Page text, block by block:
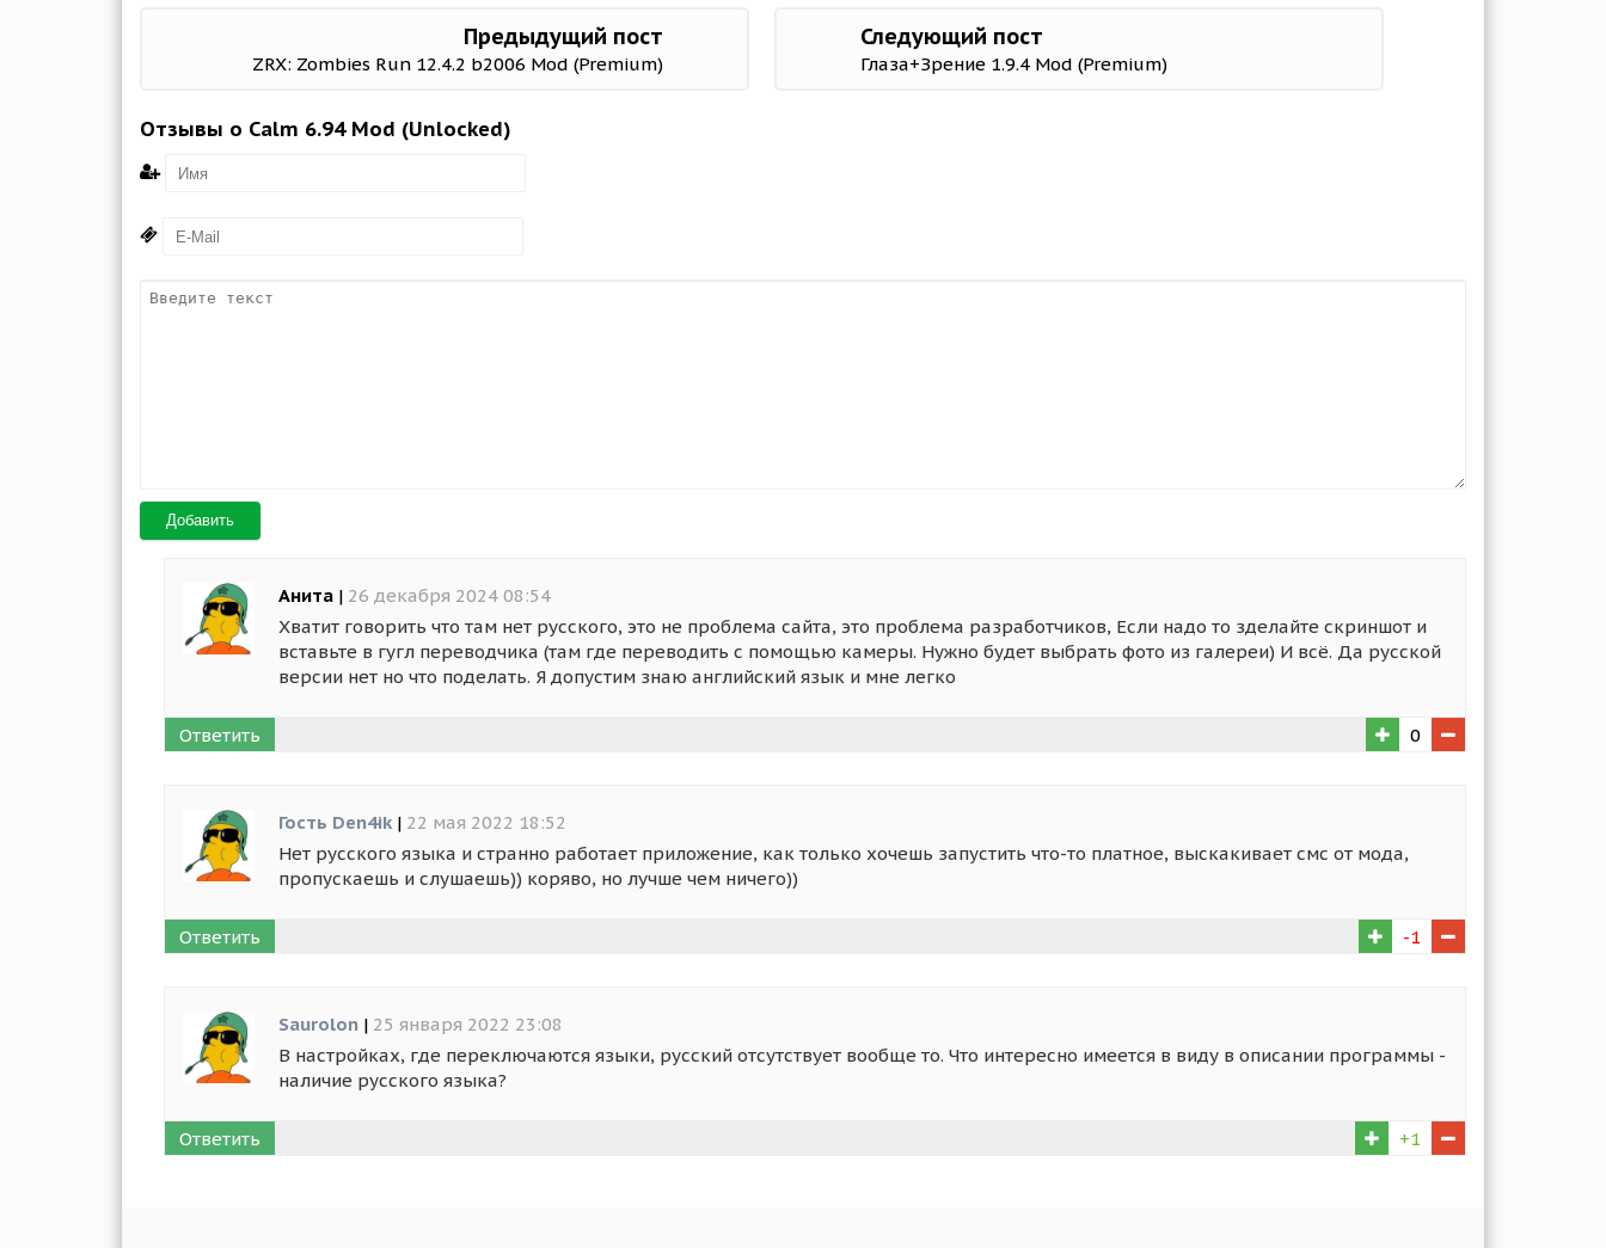
Предыдущий пост
ZRX: Zombies Run 12.4.2 b2006 Mod (Premium)
Следующий пост
Глаза+Зрение 1.9.4 Mod (Premium)
Отзывы о Calm 6.94 Mod (Unlocked)
Добавить
Анита | 26 декабря 2024 08:54
Хватит говорить что там нет русского, это не проблема сайта, это проблема разработчиков, Если надо то зделайте скриншот и
вставьте в гугл переводчика (там где переводить с помощью камеры. Нужно будет выбрать фото из галереи) И всё. Да русской
версии нет но что поделать. Я допустим знаю английский язык и мне легко
Ответить 0
Гость Den4ik | 22 мая 2022 18:52
Нет русского языка и странно работает приложение, как только хочешь запустить что-то платное, выскакивает смс от мода,
пропускаешь и слушаешь)) коряво, но лучше чем ничего))
Ответить -1
Saurolon | 25 января 2022 23:08
В настройках, где переключаются языки, русский отсутствует вообще то. Что интересно имеется в виду в описании программы -
наличие русского языка?
Ответить +1